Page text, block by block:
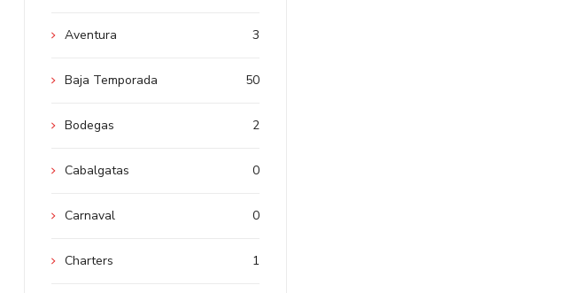
3
Aventura
50
Baja Temporada
2
Bodegas
0
Cabalgatas
0
Carnaval
1
Charters